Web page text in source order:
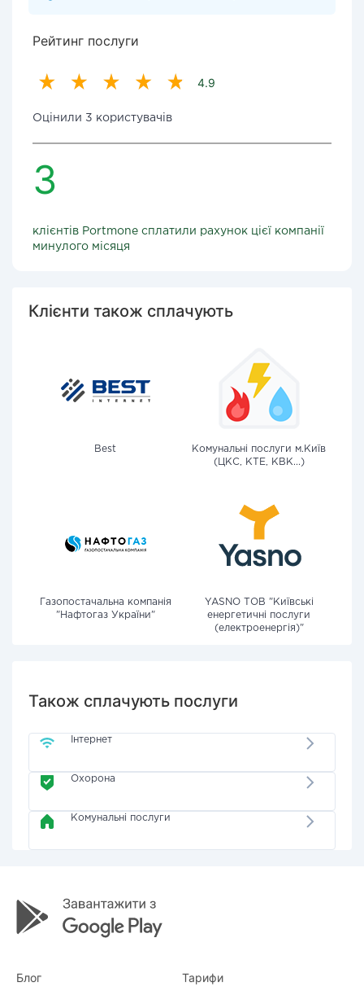
Рейтинг послуги
4.9
Оцінили 3 користувачів
3
клієнтів Portmone сплатили рахунок цієї компанії
минулого місяця
Клієнти також сплачують
Best
Комунальні послуги м.Київ
(ЦКС, КТЕ, КВК...)
Газопостачальна компанія
"Нафтогаз України"
YASNO ТОВ "Київські
енергетичні послуги
(електроенергія)"
Також сплачують послуги
Інтернет
Охорона
Комунальні послуги
Блог Тарифи